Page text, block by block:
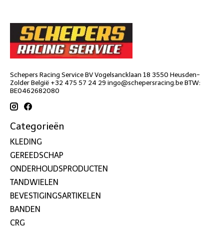
Schepers Racing Service BV Vogelsancklaan 18 3550 Heusden-
Zolder België +32 475 57 24 29 ingo@schepersracing.beBTW:
BE0462682080
Categorieën
KLEDING
GEREEDSCHAP
ONDERHOUDSPRODUCTEN
TANDWIELEN
BEVESTIGINGSARTIKELEN
BANDEN
CRG